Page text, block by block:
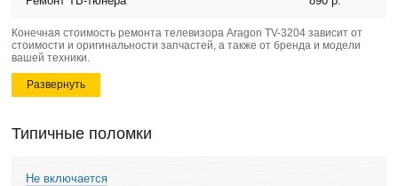
Конечная стоимость ремонта телевизора Aragon TV-3204 зависит от
стоимости и оригинальности запчастей, а также от бренда и модели
вашей техники.
Развернуть
Типичные поломки
Не включается